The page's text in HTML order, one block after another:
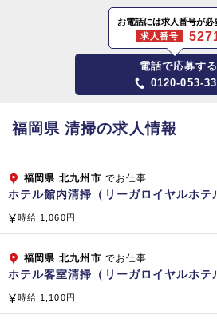
株式会社 ビケンテクノ（100％）
215 名（内パート他139名）
福岡県北九州市小倉北区浅野2-14-1
三井住友銀行/ 福岡銀行/ 北九州銀行
主要業務
プロパティマネジメント
ビルメンテナンス
お電話には求人番号が必
求人番号
電話で応募する
0120-053-
福岡県 清掃の求人情報
福岡県 北九州市 でお仕事
ホテル館内清掃（リーガロイヤルホテ
時給 1,060円
福岡県 北九州市 でお仕事
ホテル客室清掃（リーガロイヤルホテ
時給 1,100円